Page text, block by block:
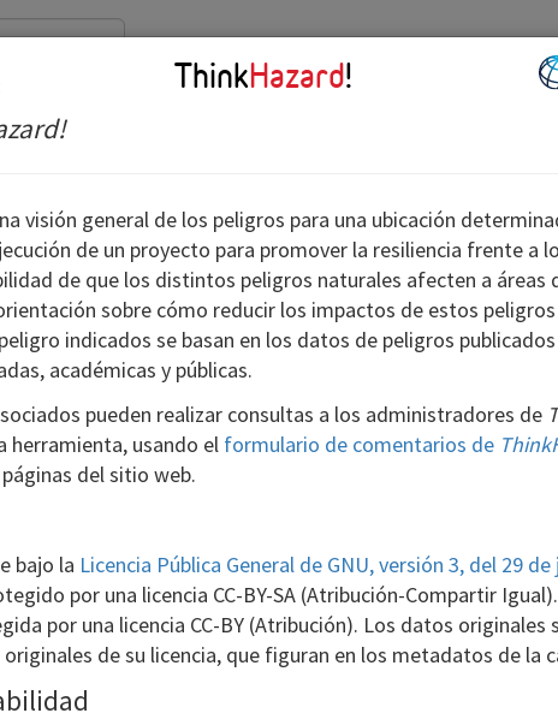
Mapa
de terremoto se clasifica como
disponible. Esto significa que hay un
años se produzca un terremoto
En base a esta información, el
en todas las fases del proyecto,
Las decisiones relativas a la
y los métodos de construcción
. Habría que obtener más información
de peligro.
ThinkHazard!
visión general de los peligros para una ubicación
de un proyecto para promover la resiliencia frente a
de que los distintos peligros naturales afecten a áreas
sobre cómo reducir los impactos de estos
indicados se basan en los datos de peligros
académicas y públicas.
pueden realizar consultas a los administradores de
herramienta, usando el formulario de comentarios de
del sitio web.
bajo la Licencia Pública General de GNU, versión 3, del 29
por una licencia CC-BY-SA (Atribución-Compartir
por una licencia CC-BY (Atribución). Los datos originales
de su licencia, que figuran en los metadatos de la